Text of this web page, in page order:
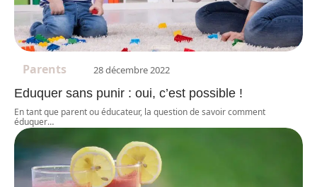
Parents 28 décembre 2022
Eduquer sans punir : oui, c’est possible !
En tant que parent ou éducateur, la question de savoir comment
éduquer…